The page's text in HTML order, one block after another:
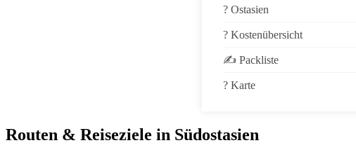
? Ostasien
? Kostenübersicht
✍️ Packliste
?️ Karte
Routen & Reiseziele in Südostasien